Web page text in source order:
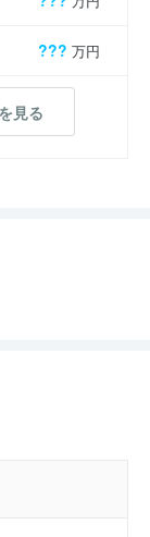
??? 万円
見る